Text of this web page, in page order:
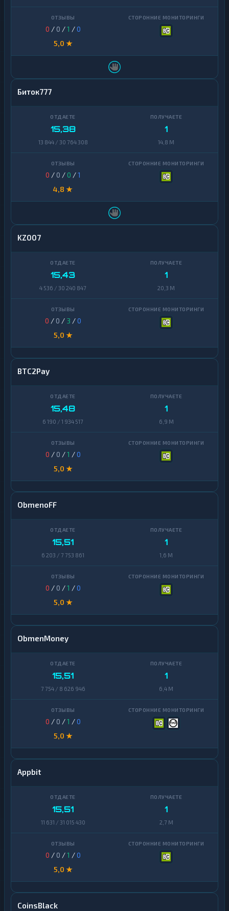
0 / 0 /1 /0
5,0 ★
Биток777
15,38
13 844 / 30 764 308
1
14,8 M
0 / 0 /0 /1
4,8 ★
KZ007
15,43
4 536 / 30 240 847
1
20,3 M
0 / 0 / 3 /0
5,0 ★
BTC2Pay
15,48
6 190 / 1 934 517
1
6,9 M
0 / 0 /1 /0
5,0 ★
ObmenoFF
15,51
6 203 / 7 753 861
1
1,6 M
0 / 0 /1 /0
5,0 ★
ObmenMoney
15,51
7 754 / 8 626 946
1
6,4 M
0 / 0 /1 /0
5,0 ★
Appbit
15,51
11 631 / 31 015 430
1
2,7 M
0 / 0 /1 /0
5,0 ★
CoinsBlack